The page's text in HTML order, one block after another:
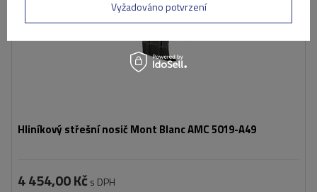
Hliníkový střešní nosič Mont Blanc AMC 5019-A49
4 454,00 Kč s DPH
Vyžadováno potvrzení